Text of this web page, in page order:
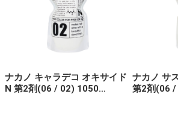
ナカノ キャラデコ オキサイド
N 第2剤(06 / 02) 1050…
ナカノ サ
第2剤(06